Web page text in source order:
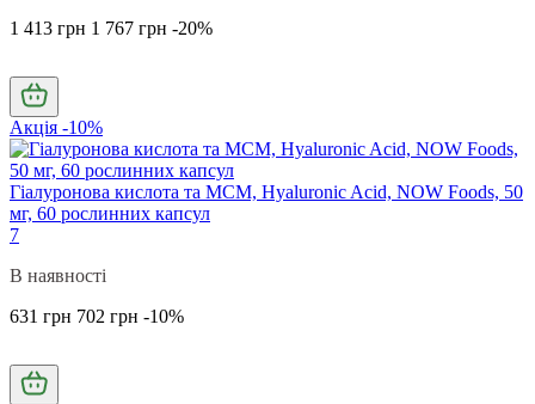
1 413 грн 1 767 грн -20%
Акція -10%
Гіалуронова кислота та МСМ, Hyaluronic Acid, NOW Foods, 50
мг, 60 рослинних капсул
7
В наявності
631 грн 702 грн -10%